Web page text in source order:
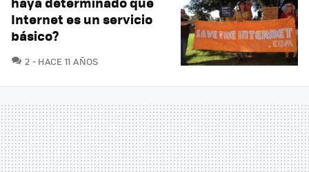
Internet es un servicio
básico?
2 COMENTARIOS
HACE 11 AÑOS